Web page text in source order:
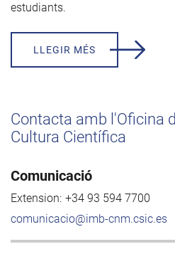
estudiants.
LLEGIR MÉS
Contacta amb l'Oficina
Cultura Científica
Comunicació
Extension: +34 93 594 7700
comunicacio@imb-cnm.csic.es